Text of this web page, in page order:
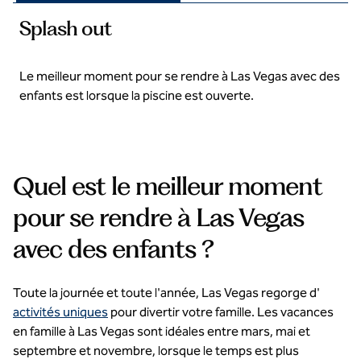
Splash out
Le meilleur moment pour se rendre à Las Vegas avec des
enfants est lorsque la piscine est ouverte.
Quel est le meilleur moment
pour se rendre à Las Vegas
avec des enfants ?
Toute la journée et toute l'année, Las Vegas regorge d'
activités uniques pour divertir votre famille. Les vacances
en famille à Las Vegas sont idéales entre mars, mai et
septembre et novembre, lorsque le temps est plus